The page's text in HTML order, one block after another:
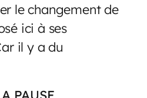
le changement de
ici à ses
il y a du
PAUSE